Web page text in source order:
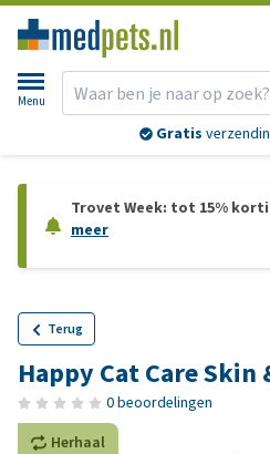
Menu
Gratis
Trovet Week: tot 15%
meer
Terug
Happy Cat Care Skin
0 beoordelingen
Herhaal